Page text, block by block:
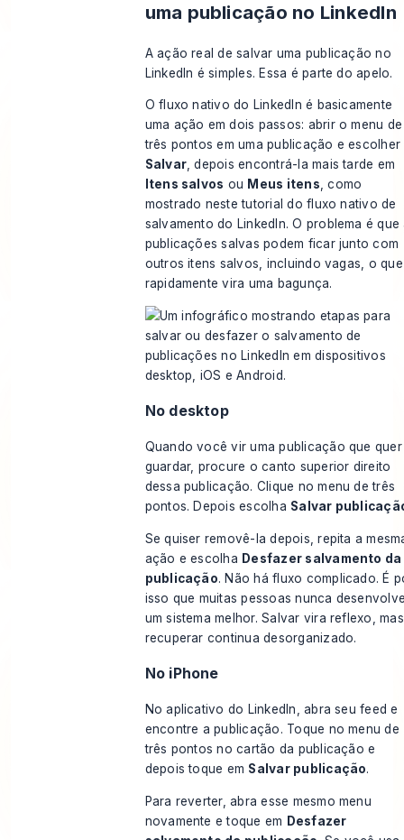
uma publicação no LinkedIn
A ação real de salvar uma publicação no
LinkedIn é simples. Essa é parte do apelo.
O fluxo nativo do LinkedIn é basicamente
uma ação em dois passos: abrir o menu de
três pontos em uma publicação e escolher
Salvar, depois encontrá-la mais tarde em
Itens salvos ou Meus itens, como
mostrado nestetutorial do fluxo nativo de
salvamento do LinkedIn. O problema é que
publicações salvas podem ficar junto com
outros itens salvos, incluindo vagas, o que
rapidamente vira uma bagunça.
No desktop
Quando você vir uma publicação que quer
guardar, procure o canto superior direito
dessa publicação. Clique no menu de três
pontos. Depois escolha Salvar
Se quiser removê-la depois, repita a
ação e escolha Desfazer salvamento da
publicação. Não há fluxo complicado. É
isso que muitas pessoas nunca
um sistema melhor. Salvar vira reflexo, mas
recuperar continua desorganizado.
No iPhone
No aplicativo do LinkedIn, abra seu feed e
encontre a publicação. Toque no menu de
três pontos no cartão da publicação e
depois toque em Salvar publicação.
Para reverter, abra esse mesmo menu
novamente e toque em Desfazer